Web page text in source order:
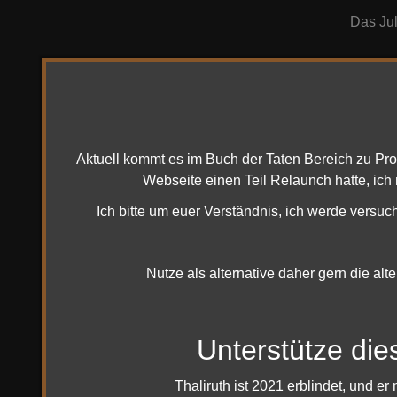
Das
den
Band
König
Aktuell kommt es im Buch der Taten Bereich zu
Webseite einen Teil Relaunch hatte,
Ich bitte um euer Verständnis, ich werde
Nutze als alternative daher gern die
Unterstütze
Thaliruth ist 2021 erblindet, und er